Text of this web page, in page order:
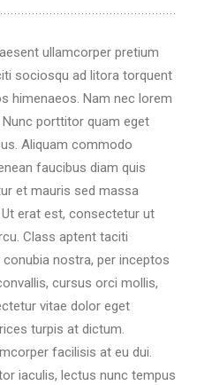
ullamcorper pretium
sociosqu ad litora torquent
himenaeos. Nam nec lorem
porttitor quam eget
Aliquam commodo
faucibus diam quis
et mauris sed massa
erat est, consectetur ut
Class aptent taciti
nostra, per inceptos
cursus orci mollis,
vitae dolor eget
turpis at dictum.
facilisis at eu dui.
iaculis, lectus nunc tempus